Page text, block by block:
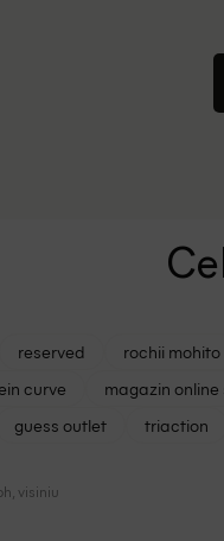
reserved rochii mohito
curve magazin online
guess outlet
triaction
visiniu